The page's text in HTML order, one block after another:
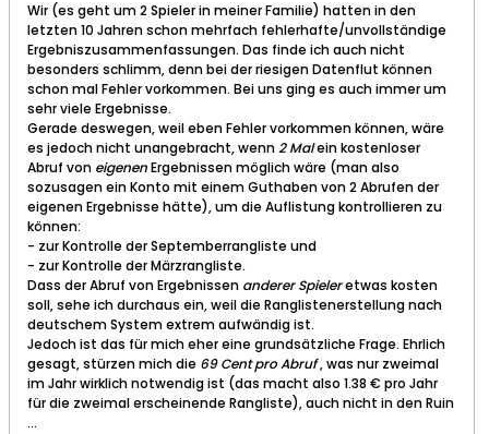
Wir (es geht um 2 Spieler in meiner Familie) hatten in den
letzten 10 Jahren schon mehrfach fehlerhafte/unvollständige
Ergebniszusammenfassungen. Das finde ich auch nicht
besonders schlimm, denn bei der riesigen Datenflut können
schon mal Fehler vorkommen. Bei uns ging es auch immer um
sehr viele Ergebnisse.
Gerade deswegen, weil eben Fehler vorkommen können, wäre
es jedoch nicht unangebracht, wenn2 Malein kostenloser
Abruf von eigenenErgebnissen möglich wäre (man also
sozusagen ein Konto mit einem Guthaben von 2 Abrufen der
eigenen Ergebnisse hätte), um die Auflistung kontrollieren zu
können:
- zur Kontrolle der Septemberrangliste und
- zur Kontrolle der Märzrangliste.
Dass der Abruf von Ergebnissen anderer Spieleretwas kosten
soll, sehe ich durchaus ein, weil die Ranglistenerstellung nach
deutschem System extrem aufwändig ist.
Jedoch ist das für mich eher eine grundsätzliche Frage. Ehrlich
gesagt, stürzen mich die 69 Cent pro Abruf, was nur zweimal
im Jahr wirklich notwendig ist (das macht also 1.38 € pro Jahr
für die zweimal erscheinende Rangliste), auch nicht in den Ruin
...